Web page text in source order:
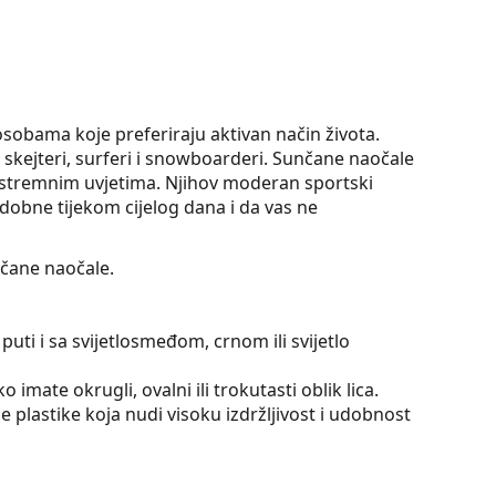
koje preferiraju aktivan način života.
surferi i snowboarderi. Sunčane naočale
uvjetima. Njihov moderan sportski
tijekom cijelog dana i da vas ne
naočale.
i sa svijetlosmeđom, crnom ili svijetlo
imate okrugli, ovalni ili trokutasti oblik lica.
plastike koja nudi visoku izdržljivost i udobnost